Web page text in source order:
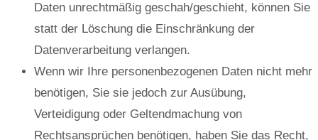
Daten unrechtmäßig geschah/geschieht, können Sie
statt der Löschung die Einschränkung der
Datenverarbeitung verlangen.
Wenn wir Ihre personenbezogenen Daten nicht mehr
benötigen, Sie sie jedoch zur Ausübung,
Verteidigung oder Geltendmachung von
Rechtsansprüchen benötigen, haben Sie das Recht,